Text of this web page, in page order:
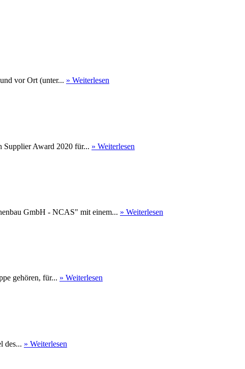
vor Ort (unter... » Weiterlesen
Supplier Award 2020 für... » Weiterlesen
GmbH - NCAS" mit einem... » Weiterlesen
gehören, für... » Weiterlesen
des... » Weiterlesen